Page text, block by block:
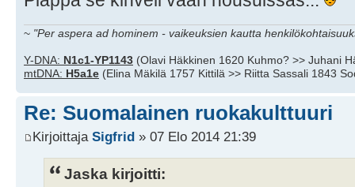
~ "Per aspera ad hominem - vaikeuksien kautta
Y-DNA: N1c1-YP1143 (Olavi Häkkinen 1620 Kuhmo? >> Juhani
mtDNA: H5a1e (Elina Mäkilä 1757 Kittilä >> Riitta Sassali 1843
Re: Suomalainen ruokakulttuuri
Kirjoittaja Sigfrid » 07 Elo 2014 21:39
Jaska kirjoitti: